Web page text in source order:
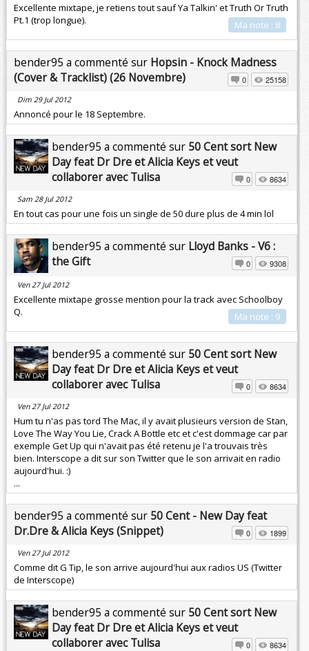
Excellente mixtape, je retiens tout sauf Ya Talkin' et Truth Or Truth
Pt.1 (trop longue).
Ma note : 8
bender95 a commenté sur Hopsin - Knock Madness
(Cover & Tracklist) (26 Novembre)
0 25158
Dim 29 Jul 2012
Annoncé pour le 18 Septembre.
bender95 a commenté sur 50 Cent sort New
Day feat Dr Dre et Alicia Keys et veut
collaborer avec Tulisa
0 8634
Sam 28 Jul 2012
En tout cas pour une fois un single de 50 dure plus de 4 min lol
bender95 a commenté sur Lloyd Banks - V6 :
the Gift
0 9308
Ven 27 Jul 2012
Excellente mixtape grosse mention pour la track avec Schoolboy
Q.
Ma note : 9
bender95 a commenté sur 50 Cent sort New
Day feat Dr Dre et Alicia Keys et veut
collaborer avec Tulisa
0 8634
Ven 27 Jul 2012
Hum tu n'as pas tord The Mac, il y avait plusieurs version de Stan,
Love The Way You Lie, Crack A Bottle etc et c'est dommage car par
exemple Get Up qui n'avait pas été retenu je l'a trouvais très
bien. Interscope a dit sur son Twitter que le son arrivait en radio
aujourd'hui. :)
...
bender95 a commenté sur 50 Cent - New Day feat
Dr.Dre & Alicia Keys (Snippet)
0 1899
Ven 27 Jul 2012
Comme dit G Tip, le son arrive aujourd'hui aux radios US (Twitter
de Interscope)
bender95 a commenté sur 50 Cent sort New
Day feat Dr Dre et Alicia Keys et veut
collaborer avec Tulisa
0 8634